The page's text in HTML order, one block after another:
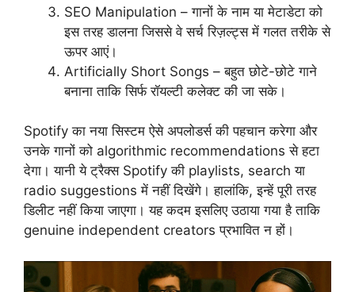
SEO Manipulation – गानों के नाम या मेटाडेटा को
इस तरह डालना जिससे वे सर्च रिज़ल्ट्स में गलत तरीके से
ऊपर आएं।
Artificially Short Songs – बहुत छोटे-छोटे गाने
बनाना ताकि सिर्फ रॉयल्टी कलेक्ट की जा सके।
Spotify का नया सिस्टम ऐसे अपलोडर्स की पहचान करेगा और
उनके गानों को algorithmic recommendations से हटा
देगा। यानी ये ट्रैक्स Spotify की playlists, search या
radio suggestions में नहीं दिखेंगे। हालांकि, इन्हें पूरी तरह
डिलीट नहीं किया जाएगा। यह कदम इसलिए उठाया गया है ताकि
genuine independent creators प्रभावित न हों।